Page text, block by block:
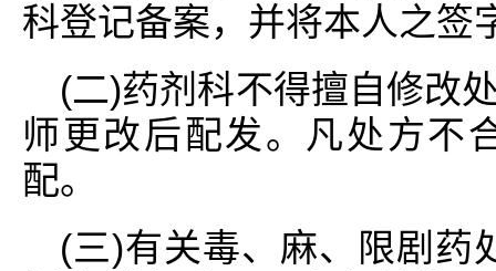
科登记备案，并将本人之签
(二)药剂科不得擅自修改
师更改后配发。凡处方不
配。
(三)有关毒、麻、限剧药